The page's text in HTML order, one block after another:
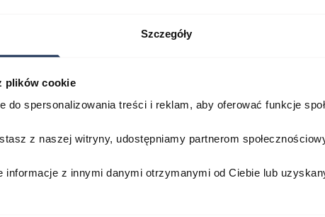
Szczegóły
plików cookie
do spersonalizowania treści i reklam, aby oferować funkcje
z naszej witryny, udostępniamy partnerom
informacje z innymi danymi otrzymanymi od Ciebie lub
Porównaj
Do koszyka
Porównaj